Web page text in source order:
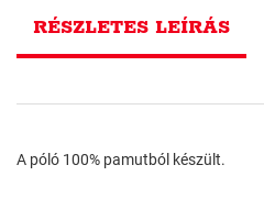
RÉSZLETES LEÍRÁS
A póló 100% pamutból készült.